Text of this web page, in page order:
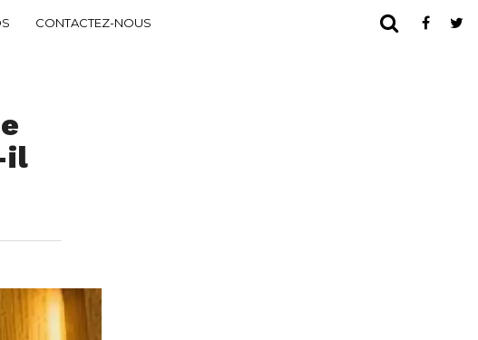
CONTACTEZ-NOUS
il